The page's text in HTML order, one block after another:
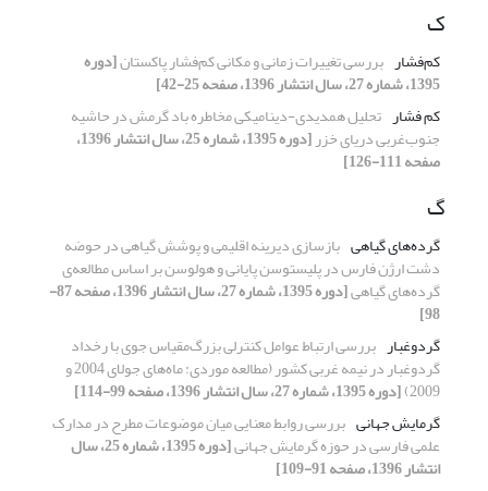
ک
کم‌فشار بررسی تغییرات زمانی و مکانی کم‌فشار پاکستان[دوره
1395، شماره 27، سال انتشار 1396، صفحه 25-42]
کم فشار تحلیل همدیدی-دینامیکی مخاطره باد گرمش در حاشیه
جنوب‌غربی دریای خزر [دوره 1395، شماره 25، سال انتشار 1396،
صفحه 111-126]
گ
گرده‌های گیاهی باز‌سازی دیرینه اقلیمی و پوشش گیاهی در حوضه
دشت ارژن فارس در پلیستوسن پایانی و هولوسن بر اساس مطالعه‌ی
گرده‌های گیاهی [دوره 1395، شماره 27، سال انتشار 1396، صفحه 87-
98]
گردوغبار بررسی ارتباط عوامل کنترلی بزرگ‌مقیاس جوی با رخداد
گردوغبار در نیمه غربی کشور (مطالعه موردی: ماه‌های جولای 2004 و
2009) [دوره 1395، شماره 27، سال انتشار 1396، صفحه 99-114]
گرمایش جهانی بررسی روابط معنایی میان موضوعات مطرح در مدارک
علمی فارسی در حوزه گرمایش جهانی [دوره 1395، شماره 25، سال
انتشار 1396، صفحه 91-109]